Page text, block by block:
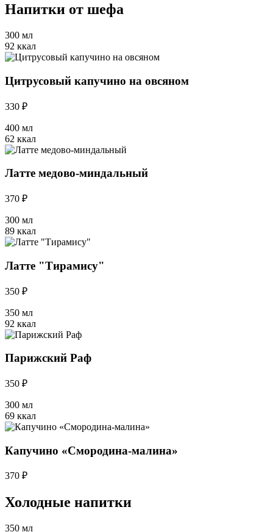
Напитки от шефа
300 мл
92 ккал
Цитрусовый капучино на овсяном
330 ₽
400 мл
62 ккал
Латте медово-миндальный
370 ₽
300 мл
89 ккал
Латте "Тирамису"
350 ₽
350 мл
92 ккал
Парижский Раф
350 ₽
300 мл
69 ккал
Капучино «Смородина-малина»
370 ₽
Холодные напитки
350 мл